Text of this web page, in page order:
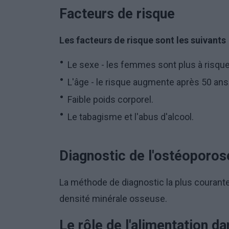
Facteurs de risque
Les facteurs de risque sont les suivants
Le sexe - les femmes sont plus à
L'âge - le risque augmente après 50
Faible poids corporel.
Le tabagisme et l'abus d'alcool.
Diagnostic de
La méthode de diagnostic la plus
densité minérale osseuse.
Le rôle de l'alimentation